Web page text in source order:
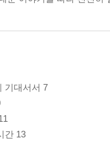
기대서서 7
간 13